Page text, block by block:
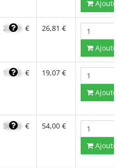
22,79 € 26,81 €
17,95 € 19,07 €
38,30 € 54,00 €